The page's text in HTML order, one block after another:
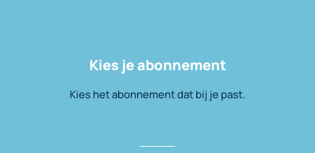
Kies je abonnement
Kies het abonnement dat bij je past.